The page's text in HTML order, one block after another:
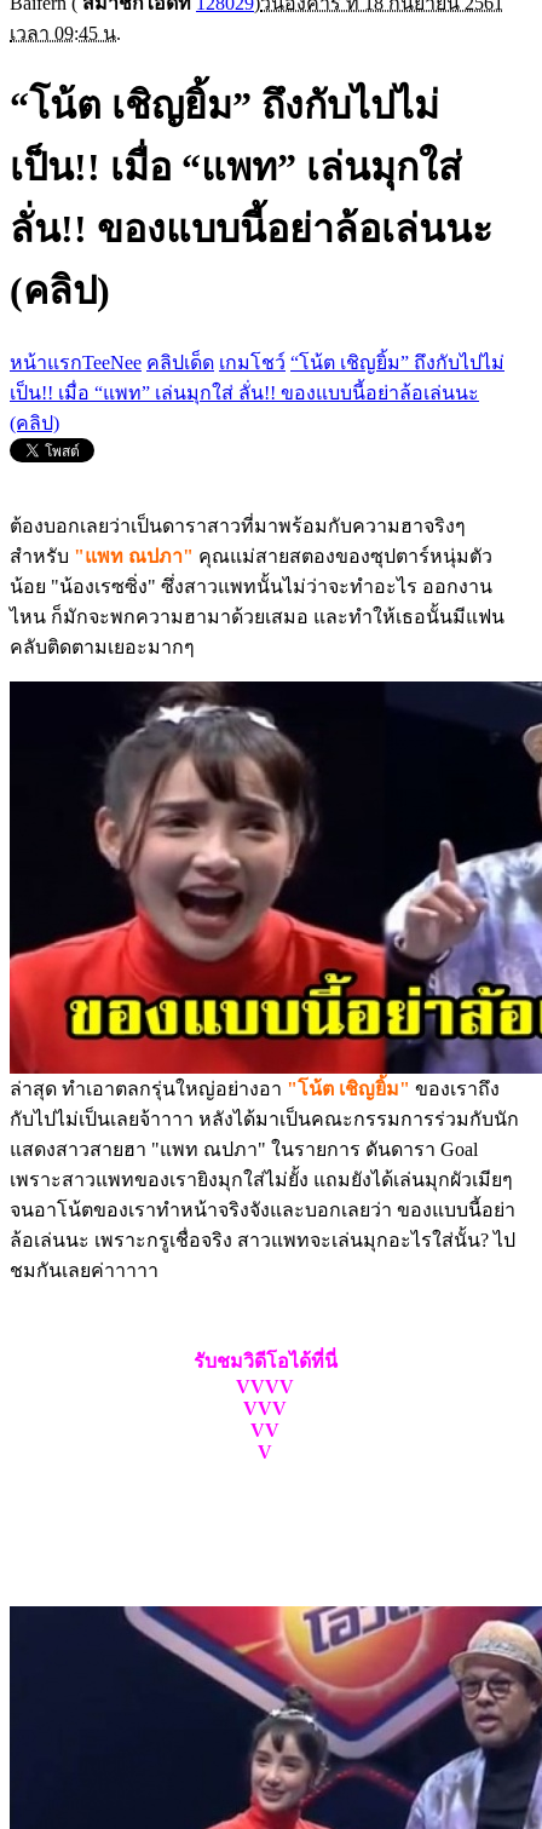
เวลา 09:45 น.
“โน้ต เชิญยิ้ม” ถึงกับไปไม่
เป็น!! เมื่อ “แพท” เล่นมุกใส่
ลั่น!! ของแบบนี้อย่าล้อเล่นนะ
(คลิป)
หน้าแรกTeeNee คลิปเด็ด เกมโชว์ “โน้ต เชิญยิ้ม” ถึงกับไปไม่
เป็น!! เมื่อ “แพท” เล่นมุกใส่ ลั่น!! ของแบบนี้อย่าล้อเล่นนะ
(คลิป)
ต้องบอกเลยว่าเป็นดาราสาวที่มาพร้อมกับความฮาจริงๆ
สำหรับ "แพท ณปภา" คุณแม่สายสตองของซุปตาร์หนุ่มตัว
น้อย "น้องเรซซิ่ง" ซึ่งสาวแพทนั้นไม่ว่าจะทำอะไร ออกงาน
ไหน ก็มักจะพกความฮามาด้วยเสมอ และทำให้เธอนั้นมีแฟน
คลับติดตามเยอะมากๆ
ล่าสุด ทำเอาตลกรุ่นใหญ่อย่างอา "โน้ต เชิญยิ้ม" ของเราถึง
กับไปไม่เป็นเลยจ้าาาา หลังได้มาเป็นคณะกรรมการร่วมกับนัก
แสดงสาวสายฮา "แพท ณปภา" ในรายการ ดันดารา Goal
เพราะสาวแพทของเรายิงมุกใส่ไม่ยั้ง แถมยังได้เล่นมุกผัวเมียๆ
จนอาโน้ตของเราทำหน้าจริงจังและบอกเลยว่า ของแบบนี้อย่า
ล้อเล่นนะ เพราะกรูเชื่อจริง สาวแพทจะเล่นมุกอะไรใส่นั้น? ไป
ชมกันเลยค่าาาาา
รับชมวิดีโอได้ที่นี่
VVVV
VVV
VV
V